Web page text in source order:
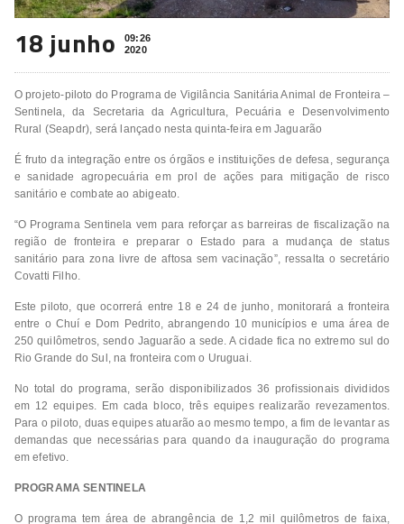
18 junho
09:26
2020
O projeto-piloto do Programa de Vigilância Sanitária Animal de Fronteira –
Sentinela, da Secretaria da Agricultura, Pecuária e Desenvolvimento
Rural (Seapdr), será lançado nesta quinta-feira em Jaguarão
É fruto da integração entre os órgãos e instituições de defesa, segurança
e sanidade agropecuária em prol de ações para mitigação de risco
sanitário e combate ao abigeato.
“O Programa Sentinela vem para reforçar as barreiras de fiscalização na
região de fronteira e preparar o Estado para a mudança de status
sanitário para zona livre de aftosa sem vacinação”, ressalta o secretário
Covatti Filho.
Este piloto, que ocorrerá entre 18 e 24 de junho, monitorará a fronteira
entre o Chuí e Dom Pedrito, abrangendo 10 municípios e uma área de
250 quilômetros, sendo Jaguarão a sede. A cidade fica no extremo sul do
Rio Grande do Sul, na fronteira com o Uruguai.
No total do programa, serão disponibilizados 36 profissionais divididos
em 12 equipes. Em cada bloco, três equipes realizarão revezamentos.
Para o piloto, duas equipes atuarão ao mesmo tempo, a fim de levantar as
demandas que necessárias para quando da inauguração do programa
em efetivo.
PROGRAMA SENTINELA
O programa tem área de abrangência de 1,2 mil quilômetros de faixa,